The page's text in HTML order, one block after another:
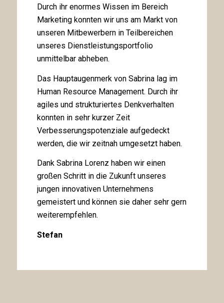
Durch ihr enormes Wissen im Bereich
Marketing konnten wir uns am Markt von
unseren Mitbewerbern in Teilbereichen
unseres Dienstleistungsportfolio
unmittelbar abheben.
Das Hauptaugenmerk von Sabrina lag im
Human Resource Management. Durch ihr
agiles und strukturiertes Denkverhalten
konnten in sehr kurzer Zeit
Verbesserungspotenziale aufgedeckt
werden, die wir zeitnah umgesetzt haben.
Dank Sabrina Lorenz haben wir einen
großen Schritt in die Zukunft unseres
jungen innovativen Unternehmens
gemeistert und können sie daher sehr gern
weiterempfehlen.
Stefan